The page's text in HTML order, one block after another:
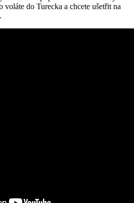
do Turecka a chcete ušetřit na